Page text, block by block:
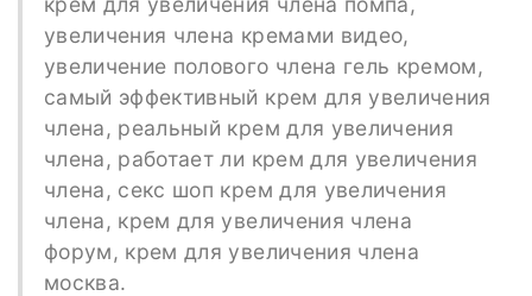
увеличения члена кремами видео,
увеличение полового члена гель кремом,
самый эффективный крем для увеличения
члена, реальный крем для увеличения
члена, работает ли крем для увеличения
члена, секс шоп крем для увеличения
члена, крем для увеличения члена
форум, крем для увеличения члена
москва.